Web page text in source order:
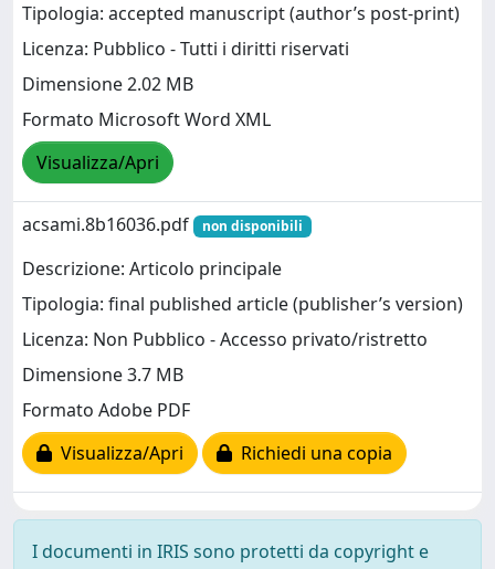
Tipologia: accepted manuscript (author’s post-print)
Licenza: Pubblico - Tutti i diritti riservati
Dimensione 2.02 MB
Formato Microsoft Word XML
Visualizza/Apri
acsami.8b16036.pdf non disponibili
Descrizione: Articolo principale
Tipologia: final published article (publisher’s version)
Licenza: Non Pubblico - Accesso privato/ristretto
Dimensione 3.7 MB
Formato Adobe PDF
Visualizza/Apri
Richiedi una copia
I documenti in IRIS sono protetti da copyright e